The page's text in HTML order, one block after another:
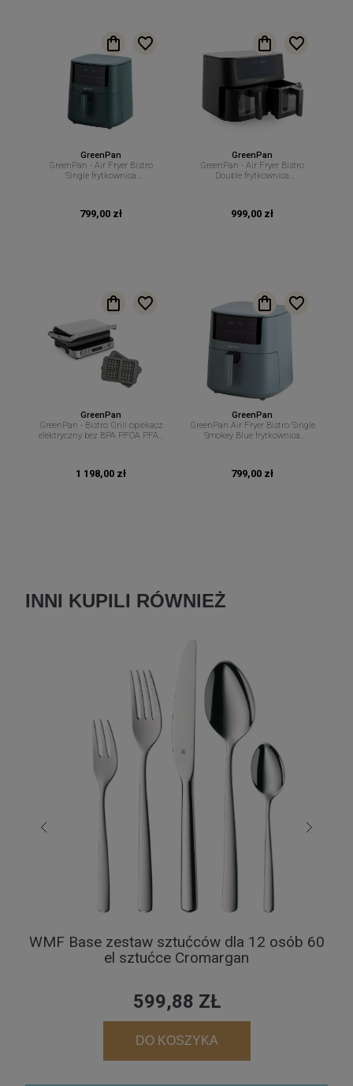
GreenPan
GreenPan - Air Fryer Bistro
Single frytkownica
799,00 zł
GreenPan
GreenPan - Air Fryer Bistro
Double frytkownica
999,00 zł
GreenPan
GreenPan - Bistro Grill opiekacz
elektryczny bez BPA PFOA PFAS
1 198,00 zł
GreenPan
GreenPan Air Fryer Bistro Single
Smokey Blue frytkownica
799,00 zł
INNI KUPILI RÓWNIEŻ
WMF Base zestaw sztućców dla 12 osób 60
el sztućce Cromargan
599,88 ZŁ
DO KOSZYKA